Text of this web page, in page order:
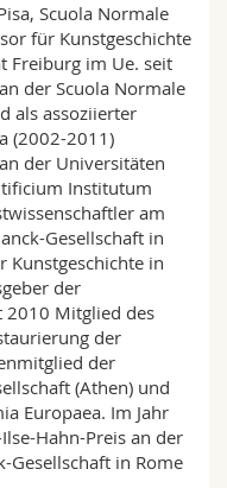
Scuola Normale
für Kunstgeschichte
Freiburg im Ue. seit
der Scuola Normale
als assoziierter
(2002-2011)
der Universitäten
Institutum
am
Gesellschaft in
Kunstgeschichte in
der
2010 Mitglied des
der
der
(Athen) und
Europaea. Im Jahr
Hahn-Preis an der
Gesellschaft in Rome